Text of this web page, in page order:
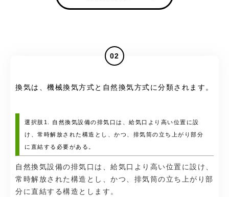
02
換気は、機械換気方式と自然換気方式に分類されます。
選択肢1. 自然換気設備の排気口は、給気口より高い位置に設
け、常時解放された構造とし、かつ、排気筒の立ち上がり部分
に直結する必要がある。
自然換気設備の排気口は、給気口より高い位置に設け、
常時解放された構造とし、かつ、排気筒の立ち上がり部
分に直結する構造とします。